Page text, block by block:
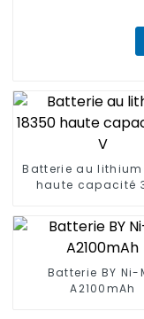
Batterie au lithium
haute capacité
Batterie BY Ni-
A2100mAh